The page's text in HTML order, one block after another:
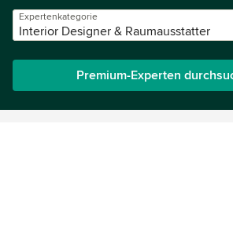
Expertenkategorie
Interior Designer & Raumausstatter
Premium-Experten